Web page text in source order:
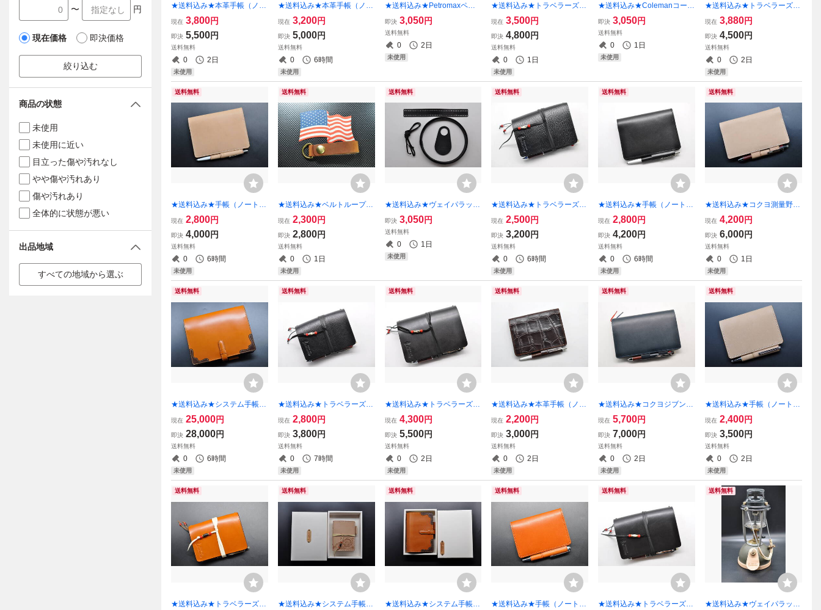
★送料込み★本革手帳（ノー
ト）カバー★A6サイズ★オ
イルヌメ（クロコを型押し）
チョコ★
現在 3,800円
即決 5,500円
送料無料
0 2日
未使用
★送料込み★本革手帳（ノー
ト）カバー★A6サイズ★ほ
ぼ日手帳オリジナルなど★ソ
フト牛革（アンティークレッ
ド）★
現在 3,200円
即決 5,000円
送料無料
0 6時間
未使用
★送料込み★Petromaxペト
ロマックスＨK５００ カス
タム３点キット（リムガー
ド、ベイルカバー、給油口エ
プロン）★姫路ヌメナチュラ
ル★
即決 3,050円
送料無料
0 2日
未使用
★送料込み★トラベラーズノ
ートカバー★レギュラーサイ
ズ★姫路レザー ヌメ革(シ
ボ)ブラック★②
現在 3,500円
即決 4,800円
送料無料
0 1日
未使用
★送料込み★Colemanコール
マンガソリンランタン、カス
タム３点キット★タンク底の
直径13.5ｃｍ★姫路本ヌメ
（ナチュラル）★
即決 3,050円
送料無料
0 1日
未使用
★送料込み★トラベラーズノ
ートカバー★パスポートサイ
ズ★栃木レザー オイルサド
ル（ブラック）特Ａ★
現在 3,880円
即決 4,500円
送料無料
0 2日
未使用
送料無料
★送料込み★手帳（ノート）
カバー★Ｂ７サイズ★栃木レ
ザー ワイルドヌメ（ナチュ
ラル）★
現在 2,800円
即決 4,000円
送料無料
0 6時間
未使用
送料無料
★送料込み★ベルトループキ
ーホルダー★Wickett&Craig
of America ハーネスレザー
★
現在 2,300円
即決 2,800円
送料無料
0 1日
未使用
送料無料
★送料込み★ヴェイパラック
ス（VAPALUX） ｍ３２０
カスタム３点キット（リムガ
ード、ベイルカバー、エプロ
ン）★ヌメ革（黒）★
即決 3,050円
送料無料
0 1日
未使用
送料無料
★送料込み★トラベラーズノ
ートカバー★パスポートサイ
ズ★ヌメ革（シボ）ブラック
★③
現在 2,500円
即決 3,200円
送料無料
0 6時間
未使用
送料無料
★送料込み★手帳（ノート）
カバー★Ｂ７サイズ★栃木レ
ザー 本ヌメ（ブラック）特
A★②
現在 2,800円
即決 4,200円
送料無料
0 6時間
未使用
送料無料
★送料込み★コクヨ測量野
帳 本革カバー★栃木レザ
ー ワイルドヌメ（ナチュラ
ル）★
現在 4,200円
即決 6,000円
送料無料
0 1日
未使用
送料無料
★送料込み★システム手帳★
A５サイズ★リング内径２５
ｍｍ★栃木レザー オイルサ
ドル（キャメル）特A★
現在 25,000円
即決 28,000円
送料無料
0 6時間
未使用
送料無料
★送料込み★トラベラーズノ
ートカバー★パスポートサイ
ズ★ヌメ革（シボ）ブラック
★②
現在 2,800円
即決 3,800円
送料無料
0 7時間
未使用
送料無料
★送料込み★トラベラーズノ
ートカバー★A6サイズ★栃
木レザー オイルサドル（ブ
ラック）特A★
現在 4,300円
即決 5,500円
送料無料
0 2日
未使用
送料無料
★送料込み★本革手帳（ノー
ト）カバー★Ｂ７サイズ★オ
イルヌメ（クロコを型押し）
チョコ★
現在 2,200円
即決 3,000円
送料無料
0 2日
未使用
送料無料
★送料込み★コクヨジブン手
帳カバー★B6スリムサイズ
★栃木レザー 本ヌメ（ネイ
ビー）特A★
現在 5,700円
即決 7,000円
送料無料
0 2日
未使用
送料無料
★送料込み★手帳（ノート）
カバー★A７サイズ★栃木レ
ザー ピット本ヌメワイルド
（ナチュラル）★
現在 2,400円
即決 3,500円
送料無料
0 2日
未使用
送料無料
★送料込み★トラベラーズノ
送料無料
★送料込み★システム手帳★
送料無料
★送料込み★システム手帳★
送料無料
★送料込み★手帳（ノート）
送料無料
★送料込み★トラベラーズノ
送料無料
★送料込み★ヴェイパラック
〜 円
現在価格 即決価格
絞り込む
商品の状態
未使用
未使用に近い
目立った傷や汚れなし
やや傷や汚れあり
傷や汚れあり
全体的に状態が悪い
出品地域
すべての地域から選ぶ